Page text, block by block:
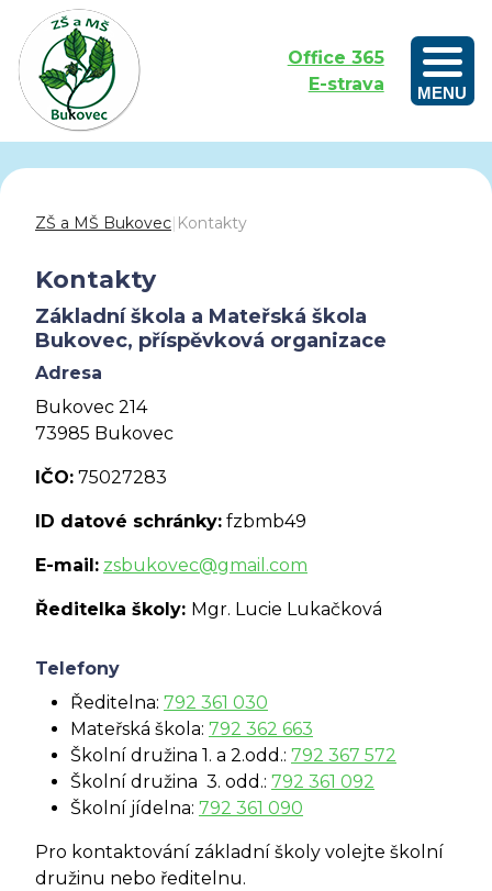
Office 365
E-strava
MENU
ZŠ a MŠ Bukovec| Kontakty
Kontakty
Základní škola a Mateřská škola
Bukovec, příspěvková organizace
Adresa
Bukovec 214
73985 Bukovec
IČO: 75027283
ID datové schránky: fzbmb49
E-mail: zsbukovec@gmail.com
Ředitelka školy: Mgr. Lucie Lukačková
Telefony
Ředitelna: 792 361 030
Mateřská škola: 792 362 663
Školní družina 1. a 2.odd.: 792 367 572
Školní družina 3. odd.: 792 361 092
Školní jídelna: 792 361 090
Pro kontaktování základní školy volejte školní
družinu nebo ředitelnu.